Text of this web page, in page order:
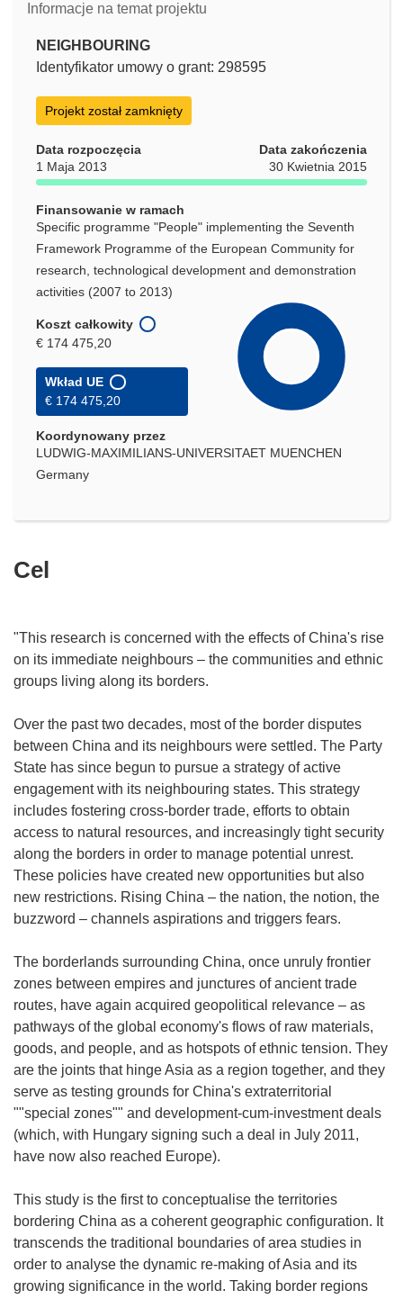
Informacje na temat projektu
NEIGHBOURING
Identyfikator umowy o grant: 298595
Projekt został zamknięty
Data rozpoczęcia
1 Maja 2013
Data zakończenia
30 Kwietnia 2015
Finansowanie w ramach
Specific programme "People" implementing the Seventh
Framework Programme of the European Community for
research, technological development and demonstration
activities (2007 to 2013)
Koszt całkowity
€ 174 475,20
Wkład UE
€ 174 475,20
Koordynowany przez
LUDWIG-MAXIMILIANS-UNIVERSITAET MUENCHEN
Germany
Cel
"This research is concerned with the effects of China's rise
on its immediate neighbours – the communities and ethnic
groups living along its borders.
Over the past two decades, most of the border disputes
between China and its neighbours were settled. The Party
State has since begun to pursue a strategy of active
engagement with its neighbouring states. This strategy
includes fostering cross-border trade, efforts to obtain
access to natural resources, and increasingly tight security
along the borders in order to manage potential unrest.
These policies have created new opportunities but also
new restrictions. Rising China – the nation, the notion, the
buzzword – channels aspirations and triggers fears.
The borderlands surrounding China, once unruly frontier
zones between empires and junctures of ancient trade
routes, have again acquired geopolitical relevance – as
pathways of the global economy's flows of raw materials,
goods, and people, and as hotspots of ethnic tension. They
are the joints that hinge Asia as a region together, and they
serve as testing grounds for China's extraterritorial
""special zones"" and development-cum-investment deals
(which, with Hungary signing such a deal in July 2011,
have now also reached Europe).
This study is the first to conceptualise the territories
bordering China as a coherent geographic configuration. It
transcends the traditional boundaries of area studies in
order to analyse the dynamic re-making of Asia and its
growing significance in the world. Taking border regions